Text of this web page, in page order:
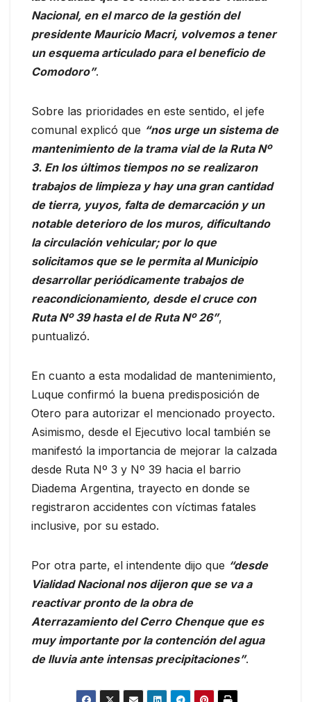
Nacional, en el marco de la gestión del
presidente Mauricio Macri, volvemos a tener
un esquema articulado para el beneficio de
Comodoro”.
Sobre las prioridades en este sentido, el jefe
comunal explicó que “nos urge un sistema de
mantenimiento de la trama vial de la Ruta Nº
3. En los últimos tiempos no se realizaron
trabajos de limpieza y hay una gran cantidad
de tierra, yuyos, falta de demarcación y un
notable deterioro de los muros, dificultando
la circulación vehicular; por lo que
solicitamos que se le permita al Municipio
desarrollar periódicamente trabajos de
reacondicionamiento, desde el cruce con
Ruta Nº 39 hasta el de Ruta Nº 26”,
puntualizó.
En cuanto a esta modalidad de mantenimiento,
Luque confirmó la buena predisposición de
Otero para autorizar el mencionado proyecto.
Asimismo, desde el Ejecutivo local también se
manifestó la importancia de mejorar la calzada
desde Ruta Nº 3 y Nº 39 hacia el barrio
Diadema Argentina, trayecto en donde se
registraron accidentes con víctimas fatales
inclusive, por su estado.
Por otra parte, el intendente dijo que “desde
Vialidad Nacional nos dijeron que se va a
reactivar pronto de la obra de
Aterrazamiento del Cerro Chenque que es
muy importante por la contención del agua
de lluvia ante intensas precipitaciones”.